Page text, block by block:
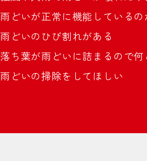
雨どいが正常に機能している
雨どいのひび割れがある
落ち葉が雨どいに詰まるので
雨どいの掃除をしてほしい